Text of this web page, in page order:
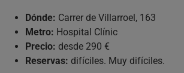
Dónde: Carrer de Villarroel, 163
Metro: Hospital Clínic
Precio: desde 290 €
Reservas: difíciles. Muy difíciles.